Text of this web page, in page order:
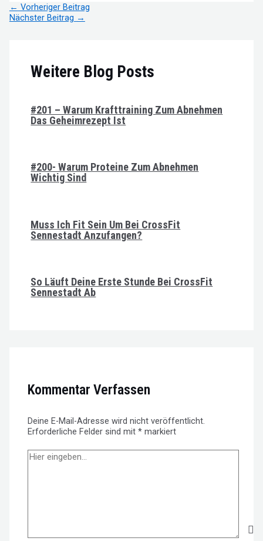
Beitragsnavigation
← Vorheriger Beitrag
Nächster Beitrag →
Weitere Blog Posts
#201 – Warum Krafttraining Zum Abnehmen
Das Geheimrezept Ist
#200- Warum Proteine Zum Abnehmen
Wichtig Sind
Muss Ich Fit Sein Um Bei CrossFit
Sennestadt Anzufangen?
So Läuft Deine Erste Stunde Bei CrossFit
Sennestadt Ab
Kommentar Verfassen
Deine E-Mail-Adresse wird nicht veröffentlicht.
Erforderliche Felder sind mit* markiert
Hier
eingeben…